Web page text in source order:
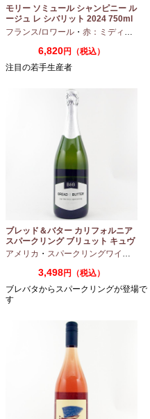
モリー ソミュール シャンピニー ル
ージュ レ シバリット 2024 750ml
フランス/ロワール ・ 赤：ミディアムボディ
6,820円（税込）
注目の若手生産者
ブレッド＆バター カリフォルニア
スパークリング ブリュット キュヴ
ェ NV 750ml
アメリカ ・ スパークリングワイン
3,498円（税込）
ブレバタからスパークリングが登場で
す